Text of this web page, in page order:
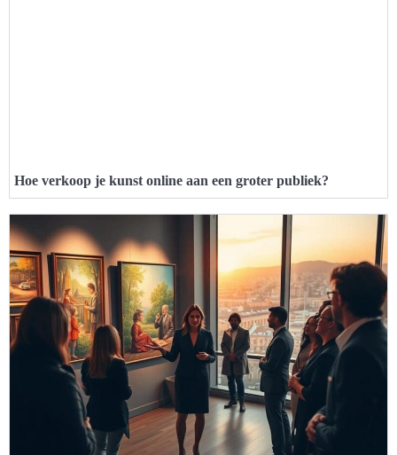
Hoe verkoop je kunst online aan een groter publiek?